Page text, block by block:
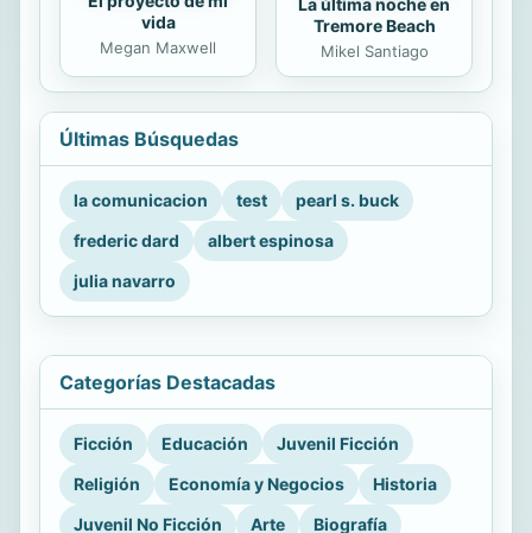
vida
Megan Maxwell
La última noche en
Tremore Beach
Mikel Santiago
Últimas Búsquedas
la comunicacion test
pearl s. buck
frederic dard
albert espinosa
julia navarro
Categorías Destacadas
Ficción Educación
Juvenil Ficción
Religión
Economía y Negocios
Historia
Juvenil No Ficción
Arte Biografía